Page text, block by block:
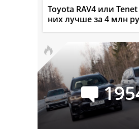
Toyota RAV4 или
них лучше за 4 млн